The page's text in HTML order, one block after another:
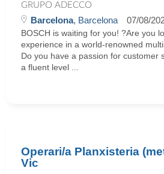
GRUPO ADECCO
Barcelona, Barcelona 07/08/
BOSCH is waiting for you! ?Are you
experience in a world-renowned
Do you have a passion for customer
a fluent level ...
Operari/a Planxisteria
Vic